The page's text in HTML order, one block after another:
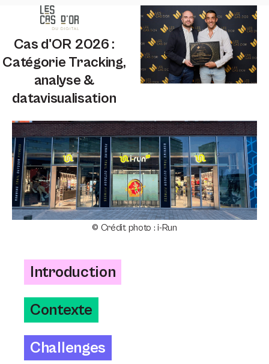
Cas d'OR 2026 :
Catégorie Tracking,
analyse &
datavisualisation
© Crédit photo : i-Run
Introduction
Contexte
Challenges